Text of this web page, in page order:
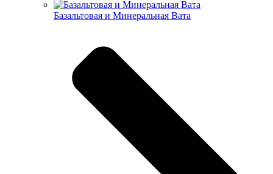
Базальтовая и Минеральная Вата